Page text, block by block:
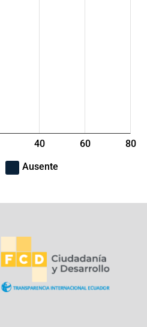
L
40 60 80
Ausente